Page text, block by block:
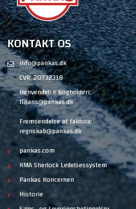
KONTAKT OS
info@pankas.dk
CVR: 20732318
Henvendelse bogholderi:
finans@pankas.dk
Fremsendelse af faktura:
regnskab@pankas.dk
pankas.com
KMA Sherlock Ledelsessystem
Pankas Koncernen
Historie